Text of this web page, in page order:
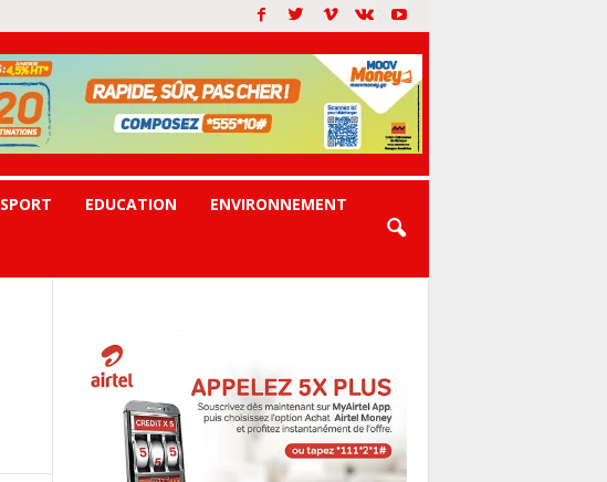
SPORT EDUCATION ENVIRONNEMENT